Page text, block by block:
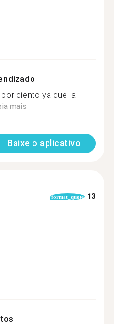
ciento ya que la
mais
Baixe o aplicativo
format_quote 13